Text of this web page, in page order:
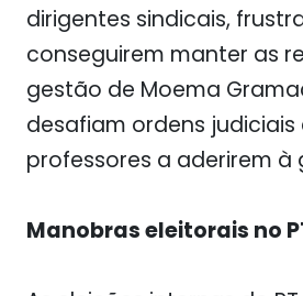
dirigentes sindicais,
conseguirem manter as
gestão de Moema
desafiam ordens judiciais
professores a aderirem à
Manobras eleitorais no